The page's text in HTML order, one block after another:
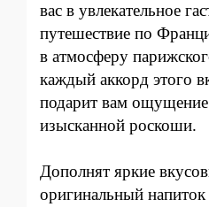
вас в увлекательное
путешествие по
в атмосферу
каждый аккорд этого
подарит вам
изысканной роскоши.
Дополнят яркие
оригинальный